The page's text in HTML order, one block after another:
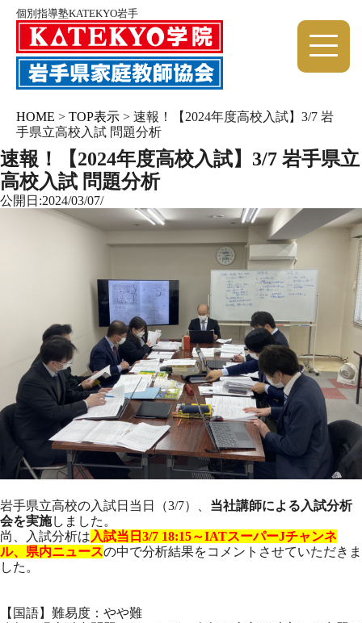
個別指導塾KATEKYO岩手
HOME > TOP表示 > 速報！【2024年度高校入試】3/7 岩
手県立高校入試 問題分析
速報！【2024年度高校入試】3/7 岩手県立
高校入試 問題分析
公開日:2024/03/07/
岩手県立高校の入試日当日（3/7）、 当社講師による入試分析
会を実施しました。
尚、入試分析は 入試当日 3/7 18:15～IATスーパーJチャンネ
ル、県内ニュースの中で分析結果をコメントさせていただきま
した。
【国語】難易度：やや難